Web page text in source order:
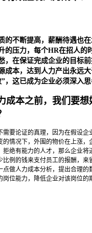
的不断提高，薪酬待遇也
升的压力，每个HR在招人的
，在保证完成企业的目标
成本，达到人力产出永远
，这已成为企业必须深入思
成本之前，我们要
需要论证的真理，因为在假设
情况下，外围的物价在上涨，
拒绝有能力的人才，那么企业将
比例的钱来支付员工的报酬，来
点做人力成本分析，提出合理的
位能力，降低企业对该岗位的